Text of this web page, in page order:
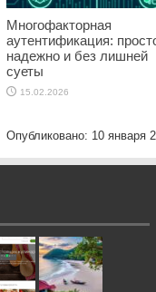
Многофакторная
аутентификация:
надежно и без лишней
суеты
15.02.2026
Опубликовано: 10 января